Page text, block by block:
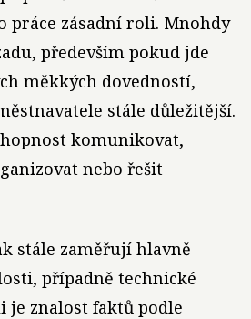
práce zásadní roli. Mnohdy
především pokud jde
měkkých dovedností,
stále důležitější.
komunikovat,
nebo řešit
stále zaměřují hlavně
případně technické
je znalost faktů podle